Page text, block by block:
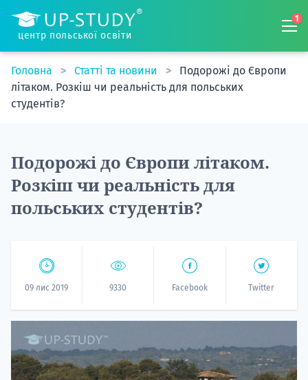
центр польської освіти
1
Головна Статті та новини
Подорожі до Європи
літаком. Розкіш чи реальність для польських
студентів?
Подорожі до Європи літаком.
Розкіш чи реальність для
польських студентів?
09 лис 2019 9330 Facebook Twitter